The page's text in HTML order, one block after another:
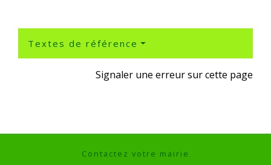
Textes de référence
Signaler une erreur sur cette page
Contactez votre mairie